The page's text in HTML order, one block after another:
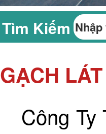
Tìm Kiếm
GẠCH
Công Ty